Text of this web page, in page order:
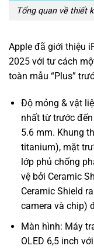
Tổng quan về thiết
Apple đã giới thiệu
2025 với tư cách
toàn mẫu “Plus”
Độ mỏng & vật
nhất từ trước
5.6 mm. Khung
titanium), mặt
lớp phủ chống
vệ bởi Ceramic
Ceramic Shield
camera và chip)
Màn hình: Máy
OLED 6,5 inch